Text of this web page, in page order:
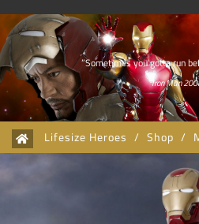
”I am
Iron Man
Zurück
Lifesize Heroes / Shop /